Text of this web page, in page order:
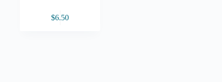
$6.50